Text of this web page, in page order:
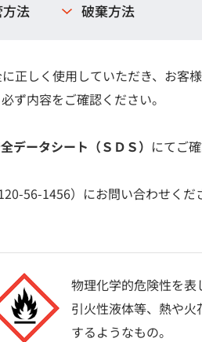
法 破棄方法
正しく使用していただき、お客
ず内容をご確認ください。
データシート（ＳＤＳ） にてご
56-1456）にお問い合わせくだ
物理化学的危険性を表
引火性液体等、熱や
するようなもの。